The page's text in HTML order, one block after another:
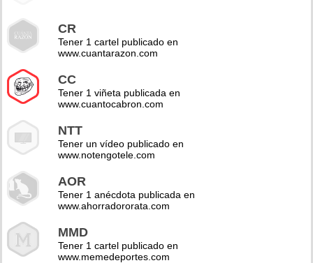
CR
Tener 1 cartel publicado en
www.cuantarazon.com
CC
Tener 1 viñeta publicada en
www.cuantocabron.com
NTT
Tener un vídeo publicado en
www.notengotele.com
AOR
Tener 1 anécdota publicada en
www.ahorradororata.com
MMD
Tener 1 cartel publicado en
www.memedeportes.com